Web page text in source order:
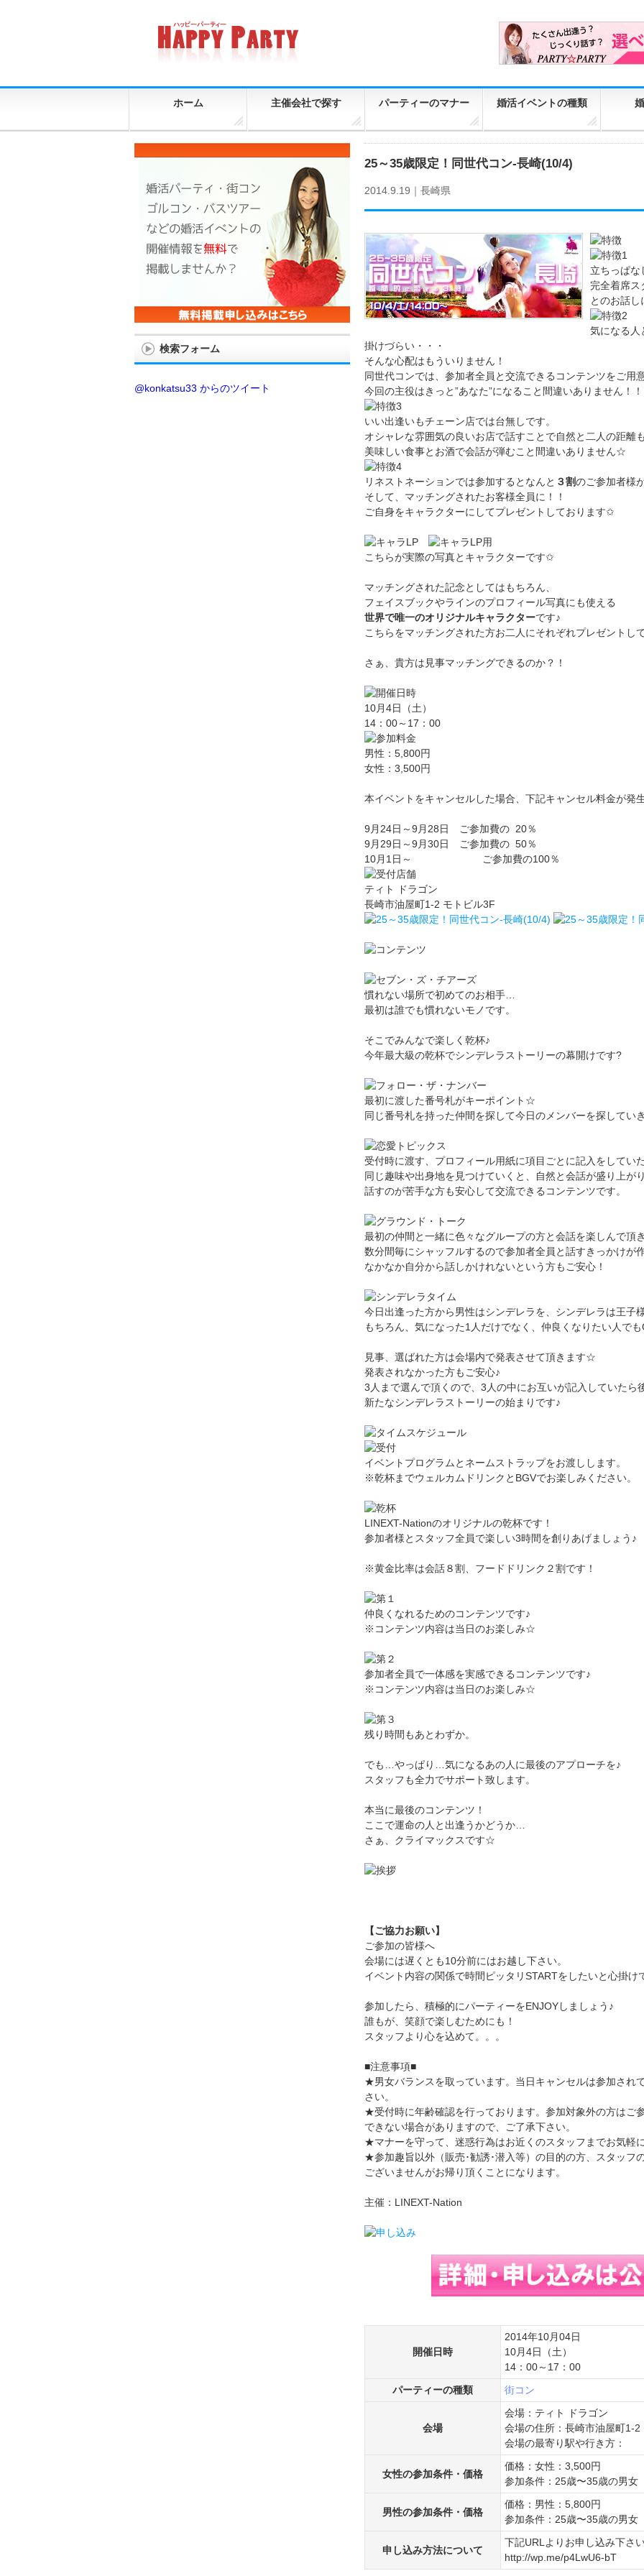
ホーム 主催会社で探す パーティーのマナー 婚活イベントの種類
25～35歳限定！同世代コン-長崎(10/4)
2014.9.19｜ 長崎県
立ちっぱな
完全着席ス
とのお話し
気になる人
掛けづらい・・・
そんな心配はもういりません！
同世代コンでは、参加者全員と交流できるコンテンツをご用
今回の主役はきっと”あなた”になること間違いありません！！
いい出逢いもチェーン店では台無しです。
オシャレな雰囲気の良いお店で話すことで自然と二人の距離も
美味しい食事とお酒で会話が弾むこと間違いありません☆
リネストネーションでは参加するとなんと ３割のご参加者様
そして、マッチングされたお客様全員に！！
ご自身をキャラクターにしてプレゼントしております✩
こちらが実際の写真とキャラクターです✩
マッチングされた記念としてはもちろん、
フェイスブックやラインのプロフィール写真にも使える
世界で唯一のオリジナルキャラクターです♪
こちらをマッチングされた方お二人にそれぞれプレゼントし
さぁ、貴方は見事マッチングできるのか？！
10月4日（土）
14：00～17：00
男性：5,800円
女性：3,500円
本イベントをキャンセルした場合、下記キャンセル料金が発
9月24日～9月28日 ご参加費の 20％
9月29日～9月30日 ご参加費の 50％
10月1日～ ご参加費の100％
ティト ドラゴン
長崎市油屋町1-2 モトビル3F
慣れない場所で初めてのお相手…
最初は誰でも慣れないモノです。
そこでみんなで楽しく乾杯♪
今年最大級の乾杯でシンデレラストーリーの幕開けです?
最初に渡した番号札がキーポイント☆
同じ番号札を持った仲間を探して今日のメンバーを探してい
受付時に渡す、プロフィール用紙に項目ごとに記入をしてい
同じ趣味や出身地を見つけていくと、自然と会話が盛り上がり
話すのが苦手な方も安心して交流できるコンテンツです。
最初の仲間と一緒に色々なグループの方と会話を楽しんで頂き
数分間毎にシャッフルするので参加者全員と話すきっかけが
なかなか自分から話しかけれないという方もご安心！
今日出逢った方から男性はシンデレラを、シンデレラは王子
もちろん、気になった1人だけでなく、仲良くなりたい人でも
見事、選ばれた方は会場内で発表させて頂きます☆
発表されなかった方もご安心♪
3人まで選んで頂くので、3人の中にお互いが記入していたら
新たなシンデレラストーリーの始まりです♪
イベントプログラムとネームストラップをお渡しします。
※乾杯までウェルカムドリンクとBGVでお楽しみください。
LINEXT-Nationのオリジナルの乾杯です！
参加者様とスタッフ全員で楽しい3時間を創りあげましょう♪
※黄金比率は会話８割、フードドリンク２割です！
仲良くなれるためのコンテンツです♪
※コンテンツ内容は当日のお楽しみ☆
参加者全員で一体感を実感できるコンテンツです♪
※コンテンツ内容は当日のお楽しみ☆
残り時間もあとわずか。
でも…やっぱり…気になるあの人に最後のアプローチを♪
スタッフも全力でサポート致します。
本当に最後のコンテンツ！
ここで運命の人と出逢うかどうか…
さぁ、クライマックスです☆
【ご協力お願い】
ご参加の皆様へ
会場には遅くとも10分前にはお越し下さい。
イベント内容の関係で時間ピッタリSTARTをしたいと心掛け
参加したら、積極的にパーティーをENJOYしましょう♪
誰もが、笑顔で楽しむためにも！
スタッフより心を込めて。。。
■注意事項■
★男女バランスを取っています。当日キャンセルは参加され
さい。
★受付時に年齢確認を行っております。参加対象外の方はご
できない場合がありますので、ご了承下さい。
★マナーを守って、迷惑行為はお近くのスタッフまでお気軽
★参加趣旨以外（販売･勧誘･潜入等）の目的の方、スタッフ
ございませんがお帰り頂くことになります。
主催：LINEXT-Nation
開催日時
2014年10月04日
10月4日（土）
14：00～17：00
パーティーの種類
街コン
会場
会場：ティト ドラゴン
会場の住所：長崎市油屋町1-2
会場の最寄り駅や行き方：
女性の参加条件・価格
価格：女性：3,500円
参加条件：25歳〜35歳の男
男性の参加条件・価格
価格：男性：5,800円
参加条件：25歳〜35歳の男
申し込み方法について
下記URLよりお申し込み下さ
http://wp.me/p4LwU6-bT
検索フォーム
@konkatsu33 からのツイート